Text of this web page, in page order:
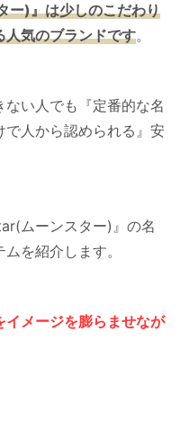
)』は少しのこだわり
人気のブランドです。
い人でも『定番的な名
人から認められる』安
ムーンスター)』の名
を紹介します。
イメージを膨らませなが